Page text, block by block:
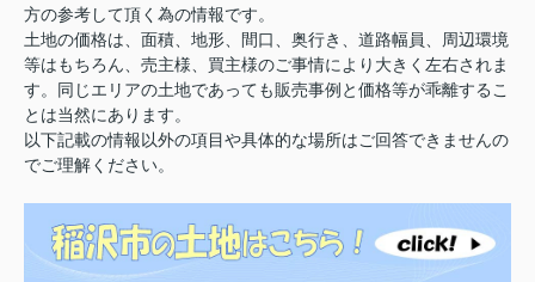
方の参考して頂く為の情報です。
土地の価格は、面積、地形、間口、奥行き、道路幅員、周辺環境
等はもちろん、売主様、買主様のご事情により大きく左右されま
す。同じエリアの土地であっても販売事例と価格等が乖離するこ
とは当然にあります。
以下記載の情報以外の項目や具体的な場所はご回答できませんの
でご理解ください。